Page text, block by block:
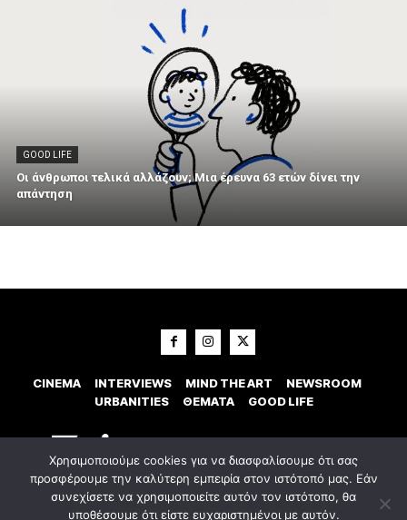
GOOD LIFE
Οι άνθρωποι τελικά αλλάζουν; Μια έρευνα 63 ετών δίνει την
απάντηση
CINEMA INTERVIEWS MIND THE ART
NEWSROOM
URBANITIES
ΘΕΜΑΤΑ GOOD LIFE
Χρησιμοποιούμε cookies για να διασφαλίσουμε ότι σας
προσφέρουμε την καλύτερη εμπειρία στον ιστότοπό μας. Εάν
συνεχίσετε να χρησιμοποιείτε αυτόν τον ιστότοπο, θα
υποθέσουμε ότι είστε ευχαριστημένοι με αυτόν.